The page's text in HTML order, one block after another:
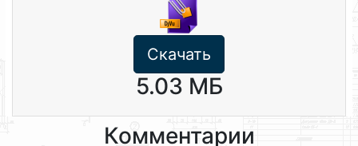
Скачать
5.03 МБ
Комментарии